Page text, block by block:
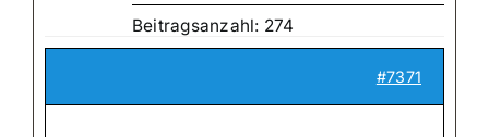
Beitragsanzahl: 274
#7371